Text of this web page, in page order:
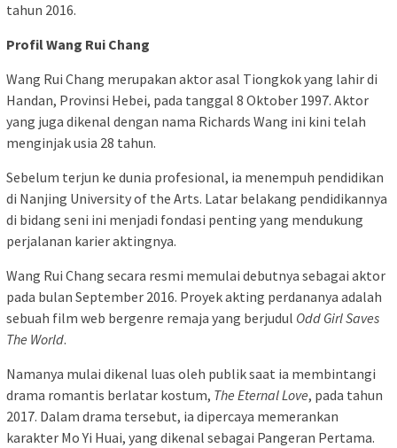
tahun 2016.
Profil Wang Rui Chang
Wang Rui Chang merupakan aktor asal Tiongkok yang lahir di
Handan, Provinsi Hebei, pada tanggal 8 Oktober 1997. Aktor
yang juga dikenal dengan nama Richards Wang ini kini telah
menginjak usia 28 tahun.
Sebelum terjun ke dunia profesional, ia menempuh pendidikan
di Nanjing University of the Arts. Latar belakang pendidikannya
di bidang seni ini menjadi fondasi penting yang mendukung
perjalanan karier aktingnya.
Wang Rui Chang secara resmi memulai debutnya sebagai aktor
pada bulan September 2016. Proyek akting perdananya adalah
sebuah film web bergenre remaja yang berjudul Odd Girl Saves
The World.
Namanya mulai dikenal luas oleh publik saat ia membintangi
drama romantis berlatar kostum, The Eternal Love, pada tahun
2017. Dalam drama tersebut, ia dipercaya memerankan
karakter Mo Yi Huai, yang dikenal sebagai Pangeran Pertama.